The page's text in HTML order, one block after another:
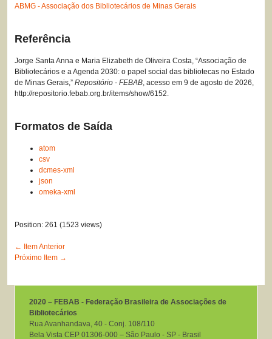
ABMG - Associação dos Bibliotecários de Minas Gerais
Referência
Jorge Santa Anna e Maria Elizabeth de Oliveira Costa, “Associação de
Bibliotecários e a Agenda 2030: o papel social das bibliotecas no Estado
de Minas Gerais,” Repositório - FEBAB, acesso em 9 de agosto de 2026,
http://repositorio.febab.org.br/items/show/6152.
Formatos de Saída
atom
csv
dcmes-xml
json
omeka-xml
Position: 261 (1523 views)
← Item Anterior
Próximo Item →
2020 – FEBAB - Federação Brasileira de Associações de
Bibliotecários
Rua Avanhandava, 40 ‐ Conj. 108/110
Bela Vista CEP 01306-000 – São Paulo ‐ SP ‐ Brasil